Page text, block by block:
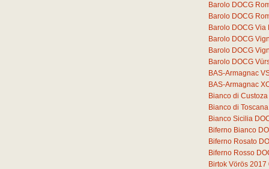
Barolo DOCG
Barolo DOCG
Barolo DOCG Via
Barolo DOCG
Barolo DOCG
Barolo DOCG
BAS-Armagnac
BAS-Armagnac
Bianco di
Bianco di
Bianco Sicilia
Biferno Bianco
Biferno Rosato
Biferno Rosso
Birtok Vörös 2017